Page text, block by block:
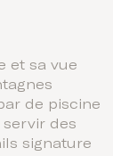
et sa vue
de piscine
des
signature